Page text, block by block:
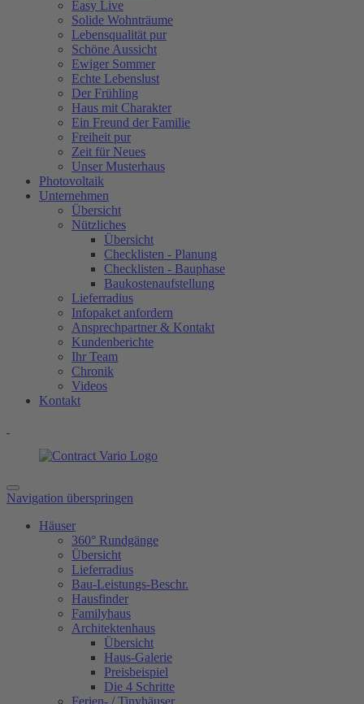
Easy Live
Solide Wohnträume
Lebensqualität pur
Schöne Aussicht
Ewiger Sommer
Echte Lebenslust
Der Frühling
Haus mit Charakter
Ein Freund der Familie
Freiheit pur
Zeit für Neues
Unser Musterhaus
Photovoltaik
Unternehmen
Übersicht
Nützliches
Übersicht
Checklisten - Planung
Checklisten - Bauphase
Baukostenaufstellung
Lieferradius
Infopaket anfordern
Ansprechpartner & Kontakt
Kundenberichte
Ihr Team
Chronik
Videos
Kontakt
Navigation überspringen
Häuser
360° Rundgänge
Übersicht
Lieferradius
Bau-Leistungs-Beschr.
Hausfinder
Familyhaus
Architektenhaus
Übersicht
Haus-Galerie
Preisbeispiel
Die 4 Schritte
Ferien- / Tinyhäuser